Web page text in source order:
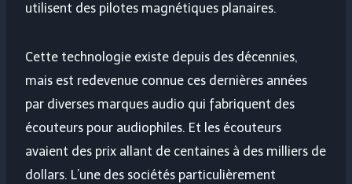
utilisent des pilotes magnétiques planaires.
Cette technologie existe depuis des décennies,
mais est redevenue connue ces dernières années
par diverses marques audio qui fabriquent des
écouteurs pour audiophiles. Et les écouteurs
avaient des prix allant de centaines à des milliers de
dollars. L’une des sociétés particulièrement